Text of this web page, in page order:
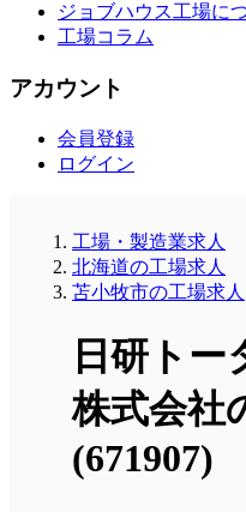
ジョブハウス工場に
工場コラム
アカウント
会員登録
ログイン
工場・製造業求人
北海道の工場求人
苫小牧市の工場求人
日研ト
株式会社
(671907)